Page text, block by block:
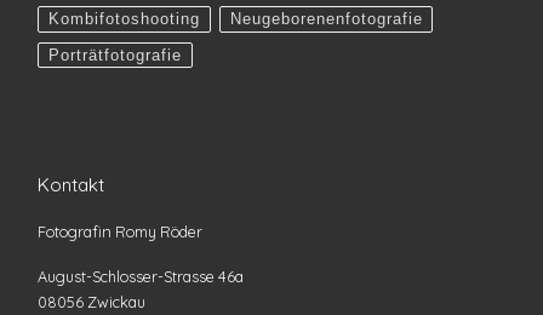
Kombifotoshooting Neugeborenenfotografie
Porträtfotografie
Kontakt
Fotografin Romy Röder
August-Schlosser-Strasse 46a
08056 Zwickau